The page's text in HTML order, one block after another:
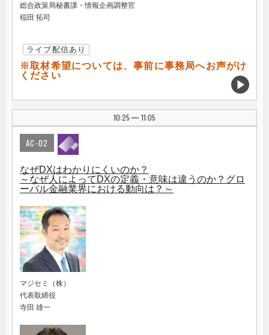
総合政策局秘書課・情報企画調整官
稲田 拓司
ライブ配信あり
※取材希望については、事前に事務局へお声がけ
ください
10:25 | 11:05
AC-02
なぜDXはわかりにくいのか？
～なぜ人によってDXの定義・意味は違うのか？グロ
ーバル金融業界における動向は？～
マジセミ（株）
代表取締役
寺田 雄一